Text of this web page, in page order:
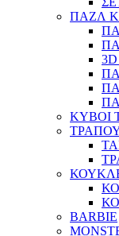
ΠΑΖΛ
ΚΥΒΟΙ
BARBIE